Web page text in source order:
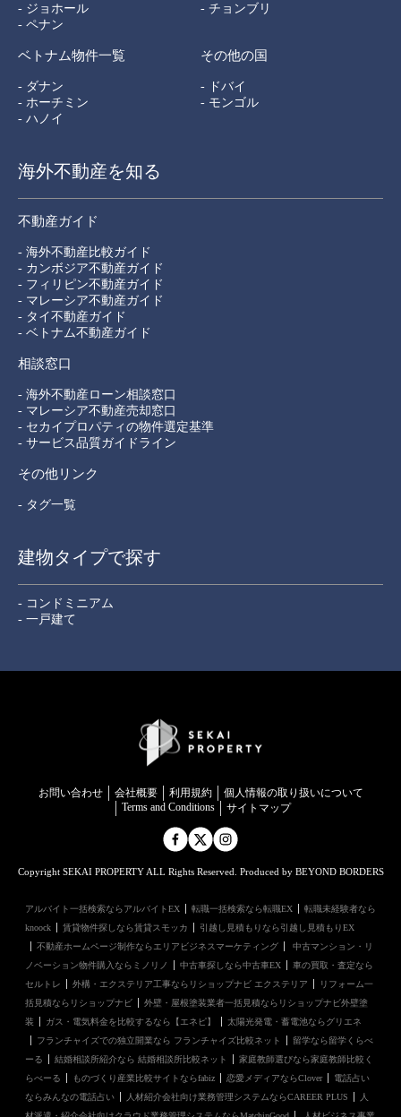
- ジョホール
- ペナン
- チョンブリ
ベトナム物件一覧
- ダナン
- ホーチミン
- ハノイ
その他の国
- ドバイ
- モンゴル
海外不動産を知る
不動産ガイド
- 海外不動産比較ガイド
- カンボジア不動産ガイド
- フィリピン不動産ガイド
- マレーシア不動産ガイド
- タイ不動産ガイド
- ベトナム不動産ガイド
相談窓口
- 海外不動産ローン相談窓口
- マレーシア不動産売却窓口
- セカイプロパティの物件選定基準
- サービス品質ガイドライン
その他リンク
- タグ一覧
建物タイプで探す
- コンドミニアム
- 一戸建て
お問い合わせ 会社概要 利用規約
個⼈情報の取り扱いについて
Terms and Conditions
サイトマップ
Copyright SEKAI PROPERTY ALL Rights Reserved. Produced by BEYOND BORDERS
アルバイト一括検索ならアルバイトEX 転職一括検索なら転職EX
転職未経験者なら
knoock
賃貸物件探しなら賃貸スモッカ
引越し見積もりなら引越し見積もりEX
不動産ホームページ制作ならエリアビジネスマーケティング
中古マンション・リ
ノベーション物件購入ならミノリノ
中古車探しなら中古車EX
車の買取・査定なら
セルトレ
外構・エクステリア工事ならリショップナビ エクステリア
リフォーム一
括見積ならリショップナビ
外壁・屋根塗装業者一括見積ならリショップナビ外壁塗
装
ガス・電気料金を比較するなら【エネピ】
太陽光発電・蓄電池ならグリエネ
フランチャイズでの独立開業なら フランチャイズ比較ネット
留学なら留学くらべ
ーる
結婚相談所紹介なら 結婚相談所比較ネット
家庭教師選びなら家庭教師比較く
らべーる
ものづくり産業比較サイトならfabiz 恋愛メディアならClover
電話占い
ならみんなの電話占い
人材紹介会社向け業務管理システムならCAREER PLUS
人